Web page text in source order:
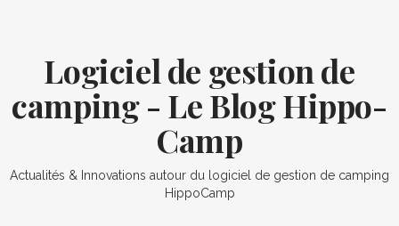
Logiciel de gestion de
camping - Le Blog Hippo-
Camp
Actualités & Innovations autour du logiciel de gestion de camping
HippoCamp